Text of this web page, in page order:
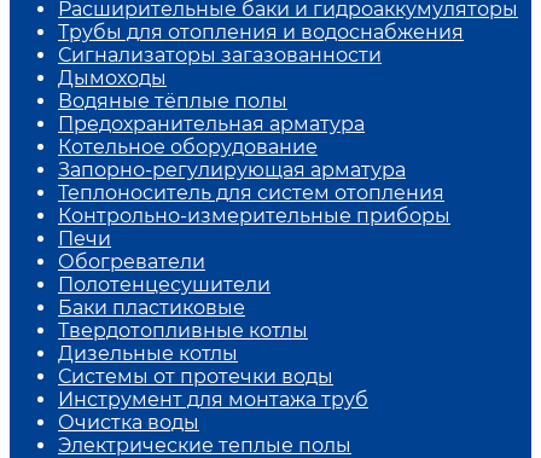
Расширительные баки и гидроаккумуляторы
Трубы для отопления и водоснабжения
Сигнализаторы загазованности
Дымоходы
Водяные тёплые полы
Предохранительная арматура
Котельное оборудование
Запорно-регулирующая арматура
Теплоноситель для систем отопления
Контрольно-измерительные приборы
Печи
Обогреватели
Полотенцесушители
Баки пластиковые
Твердотопливные котлы
Дизельные котлы
Системы от протечки воды
Инструмент для монтажа труб
Очистка воды
Электрические теплые полы